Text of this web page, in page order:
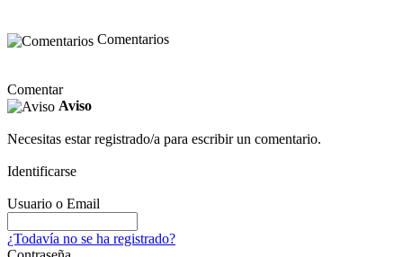
Comentarios
Comentar
Aviso
Necesitas estar registrado/a para escribir un comentario.
Identificarse
Usuario o Email
¿Todavía no se ha registrado?